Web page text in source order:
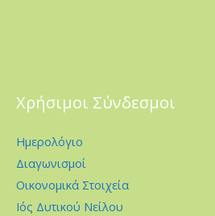
Χρήσιμοι Σύνδεσμοι
Ημερολόγιο
Διαγωνισμοί
Οικονομικά Στοιχεία
Ιός Δυτικού Νείλου